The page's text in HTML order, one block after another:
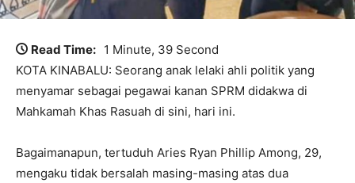
Read Time: 1 Minute, 39 Second
KOTA KINABALU: Seorang anak lelaki ahli politik yang
menyamar sebagai pegawai kanan SPRM didakwa di
Mahkamah Khas Rasuah di sini, hari ini.
Bagaimanapun, tertuduh Aries Ryan Phillip Among, 29,
mengaku tidak bersalah masing-masing atas dua